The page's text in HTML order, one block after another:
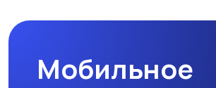
Мобильное